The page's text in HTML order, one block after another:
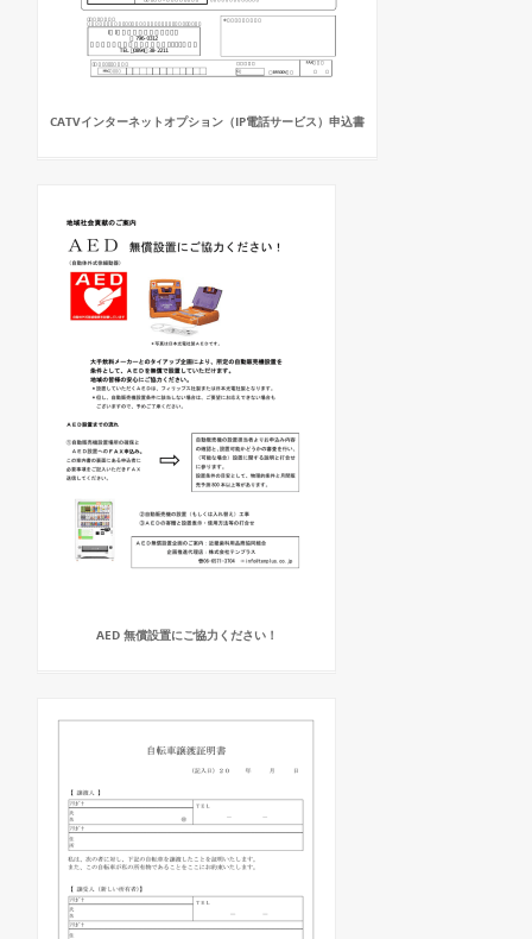
CATVインターネットオプション（IP電話サービス）申込書
AED 無償設置にご協力ください！